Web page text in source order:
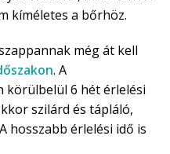
kíméletes a bőrhöz.
még át kell
. A
körülbelül 6 hét érlelési
szilárd és tápláló,
hosszabb érlelési idő is